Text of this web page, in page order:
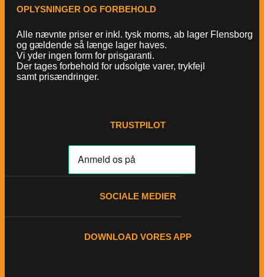
OPLYSNINGER OG FORBEHOLD
Alle nævnte priser er inkl. tysk moms, ab lager Flensborg
og gældende så længe lager haves.
Vi yder ingen form for prisgaranti.
Der tages forbehold for udsolgte varer, trykfejl
samt prisændringer.
TRUSTPILOT
SOCIALE MEDIER
DOWNLOAD VORES APP